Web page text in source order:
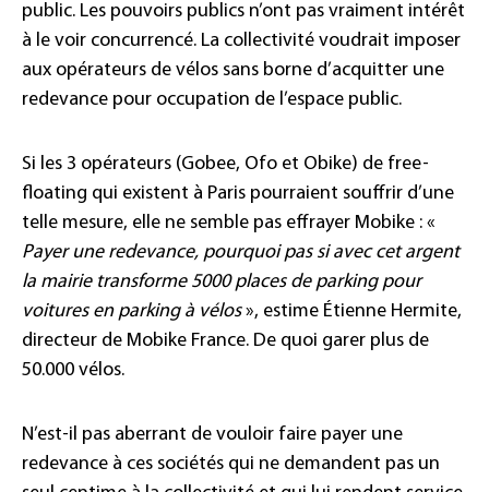
public. Les pouvoirs publics n’ont pas vraiment intérêt
à le voir concurrencé. La collectivité voudrait imposer
aux opérateurs de vélos sans borne d’acquitter une
redevance pour occupation de l’espace public.
Si les 3 opérateurs (Gobee, Ofo et Obike) de free-
floating qui existent à Paris pourraient souffrir d’une
telle mesure, elle ne semble pas effrayer Mobike : «
Payer une redevance, pourquoi pas si avec cet argent
la mairie transforme 5000 places de parking pour
voitures en parking à vélos», estime Étienne Hermite,
directeur de Mobike France. De quoi garer plus de
50.000 vélos.
N’est-il pas aberrant de vouloir faire payer une
redevance à ces sociétés qui ne demandent pas un